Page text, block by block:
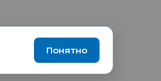
Понятно